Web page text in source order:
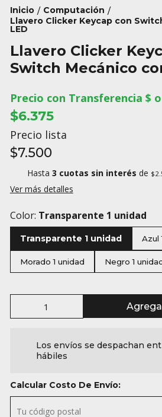
Inicio / Computación /
Llavero Clicker Keycap con
LED
Llavero Clicker
Switch Mecánico
Precio con Transferencia $ o
$6.375
Precio lista
$7.500
Hasta 3 cuotas sin interés de
Ver más detalles
Color: Transparente 1 unidad
Transparente 1 unidad Azul
Morado 1 unidad Negro 1
Los envíos se despachan
hábiles
Calcular Costo De Envío: